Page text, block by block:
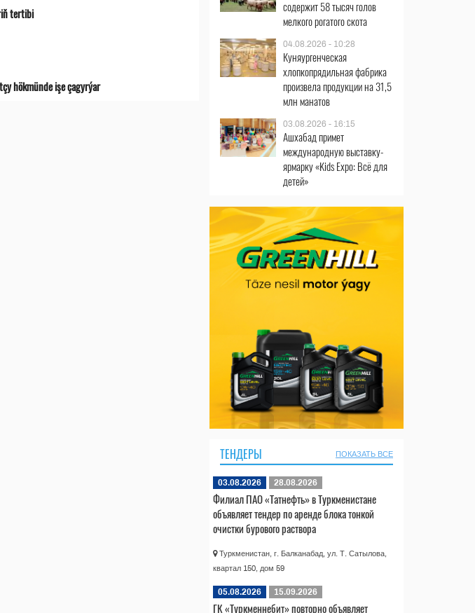
tertibi
hökmünde işe çagyrýar
содержит 58 тысяч голов
мелкого рогатого скота
04.08.2026 - 10:28
Куняургенческая
хлопкопрядильная фабрика
произвела продукции на 31,5
млн манатов
03.08.2026 - 16:15
Ашхабад примет
международную выставку-
ярмарку «Kids Expo: Всё для
детей»
ТЕНДЕРЫ ПОКАЗАТЬ ВСЕ
03.08.2026 28.08.2026
Филиал ПАО «Татнефть» в Туркменистане
объявляет тендер по аренде блока тонкой
очистки бурового раствора
Туркменистан, г. Балканабад, ул. Т. Сатылова,
квартал 150, дом 59
05.08.2026 15.09.2026
ГК «Туркменнебит» повторно объявляет